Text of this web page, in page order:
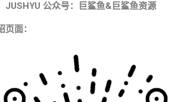
JUSHYU 公众号：巨鲨鱼&巨鲨鱼资源
面：